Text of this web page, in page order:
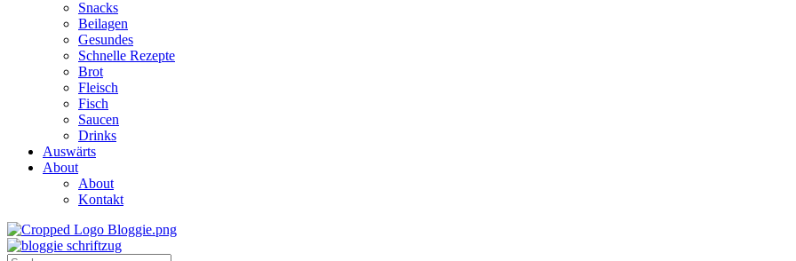
Snacks
Beilagen
Gesundes
Schnelle Rezepte
Brot
Fleisch
Fisch
Saucen
Drinks
Auswärts
About
About
Kontakt